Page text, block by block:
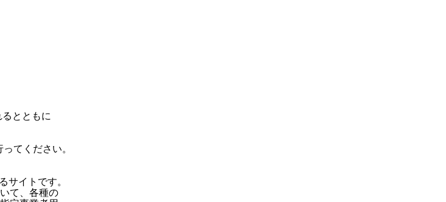
とともに
てください。
イトです。
て、各種の